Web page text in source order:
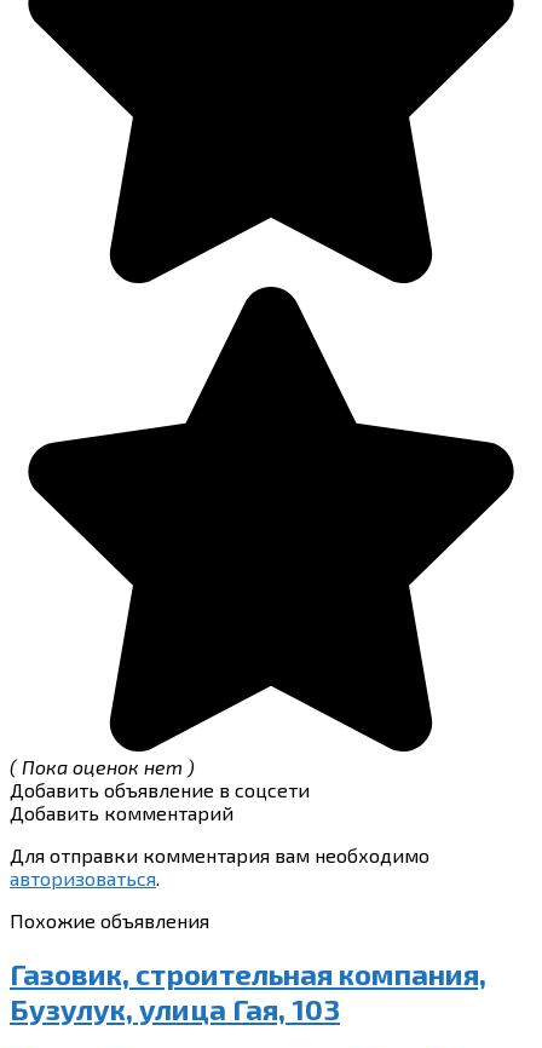
( Пока оценок нет )
Добавить объявление в соцсети
Добавить комментарий
Для отправки комментария вам необходимо
авторизоваться.
Похожие объявления
Газовик, строительная компания,
Бузулук, улица Гая, 103